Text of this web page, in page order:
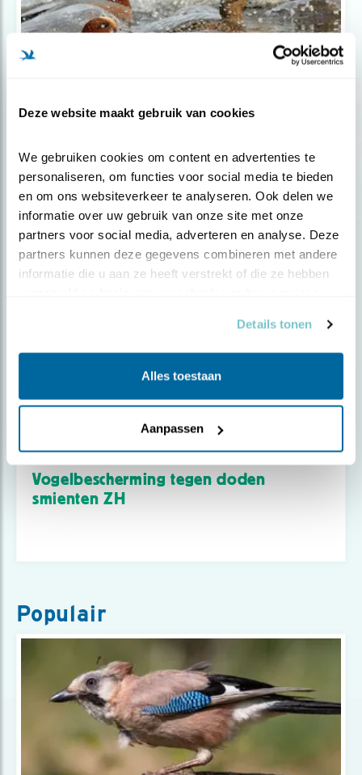
Deze website maakt gebruik van cookies
We gebruiken cookies om content en advertenties te
personaliseren, om functies voor social media te bieden
en om ons websiteverkeer te analyseren. Ook delen we
informatie over uw gebruik van onze site met onze
partners voor social media, adverteren en analyse. Deze
partners kunnen deze gegevens combineren met andere
informatie die u aan ze heeft verstrekt of die ze hebben
Details tonen
Alles toestaan
Aanpassen
Nieuws
Hollan..
Nieuws
Vogelbescherming tegen doden
smienten ZH
Populair